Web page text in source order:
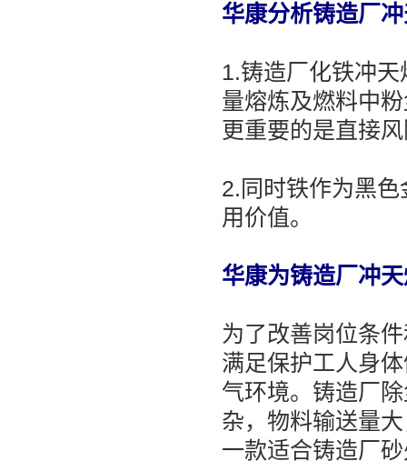
华康分析铸造厂
1.铸造厂化铁冲
量熔炼及燃料中
更重要的是直接
2.同时铁作为黑
用价值。
华康为铸造厂冲
为了改善岗位条
满足保护工人身
气环境。铸造厂
杂，物料输送量
一款适合铸造厂